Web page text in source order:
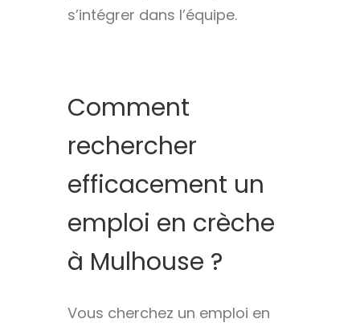
s’intégrer dans l’équipe.
Comment
rechercher
efficacement un
emploi en crèche
à Mulhouse ?
Vous cherchez un emploi en